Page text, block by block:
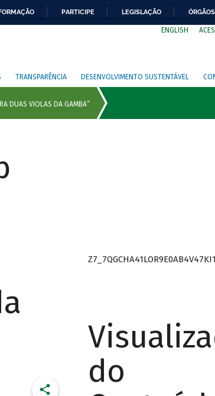
PARTICIPE LEGISLAÇÃO
ENGLISH
TRANSPARÊNCIA DESENVOLVIMENTO SUSTENTÁVEL
do